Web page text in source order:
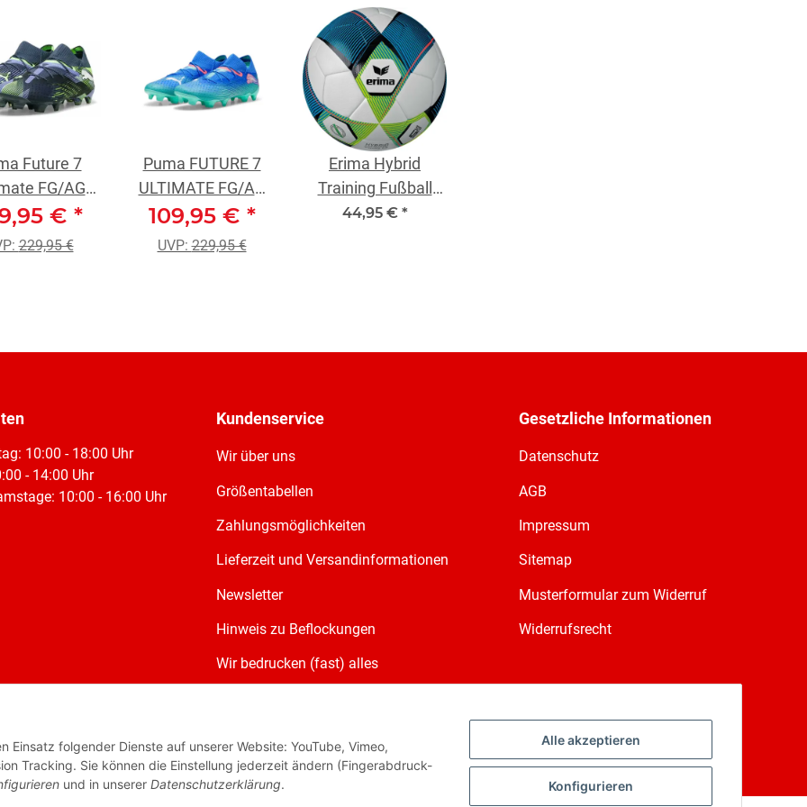
Alle akzeptieren
Konfigurieren
Einsatz folgender Dienste auf unserer Website: YouTube, Vimeo,
Tracking. Sie können die Einstellung jederzeit ändern (Fingerabdruck-
und in unserer Datenschutzerklärung.
Future 7
FG/AG
weiß/grün
€ *
229,95 €
Puma FUTURE 7
ULTIMATE FG/AG
Blau
109,95 € *
UVP:229,95 €
Erima Hybrid
Training Fußball
blau/weiß/lime Gr.
44,95 € *
10:00 - 18:00 Uhr
- 14:00 Uhr
10:00 - 16:00 Uhr
Kundenservice
Wir über uns
Größentabellen
Zahlungsmöglichkeiten
Lieferzeit und Versandinformationen
Newsletter
Hinweis zu Beflockungen
Wir bedrucken (fast) alles
Gesetzliche Informationen
Datenschutz
AGB
Impressum
Sitemap
Musterformular zum Widerruf
Widerrufsrecht